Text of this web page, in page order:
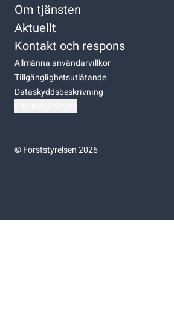
Om tjänsten
Aktuellt
Kontakt och respons
Allmänna användarvillkor
Tillgänglighetsutlåtande
Dataskyddsbeskrivning
©Forststyrelsen 2026